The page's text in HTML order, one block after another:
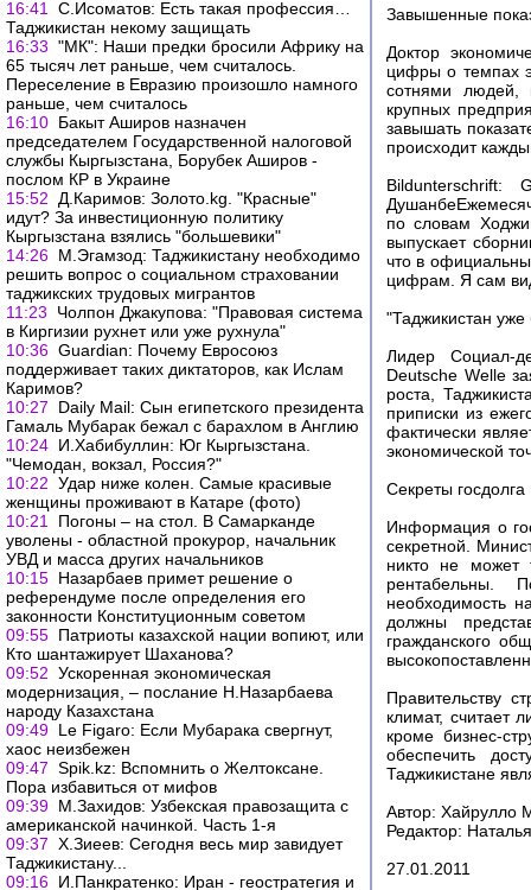
16:41
С.Исоматов: Есть такая профессия…
Таджикистан некому защищать
16:33 "МК": Наши предки бросили Африку на
65 тысяч лет раньше, чем считалось.
Переселение в Евразию произошло намного
раньше, чем считалось
16:10 Бакыт Аширов назначен
председателем Государственной налоговой
службы Кыргызстана, Борубек Аширов -
послом КР в Украине
15:52
Д.Каримов: Золото.kg. "Красные"
идут? За инвестиционную политику
Кыргызстана взялись "большевики"
14:26 М.Эгамзод: Таджикистану необходимо
решить вопрос о социальном страховании
таджикских трудовых мигрантов
11:23
Чолпон Джакупова: "Правовая система
в Киргизии рухнет или уже рухнула"
10:36 Guardian: Почему Евросоюз
поддерживает таких диктаторов, как Ислам
Каримов?
10:27
Daily Mail: Сын египетского президента
Гамаль Мубарак бежал с барахлом в Англию
10:24 И.Хабибуллин: Юг Кыргызстана.
"Чемодан, вокзал, Россия?"
10:22 Удар ниже колен. Самые красивые
женщины проживают в Катаре (фото)
10:21
Погоны – на стол. В Самарканде
уволены - областной прокурор, начальник
УВД и масса других начальников
10:15 Назарбаев примет решение о
референдуме после определения его
законности Конституционным советом
09:55 Патриоты казахской нации вопиют, или
Кто шантажирует Шаханова?
09:52 Ускоренная экономическая
модернизация, – послание Н.Назарбаева
народу Казахстана
09:49 Le Figaro: Если Мубарака свергнут,
хаос неизбежен
09:47 Spik.kz: Вспомнить о Желтоксане.
Пора избавиться от мифов
09:39 М.Захидов: Узбекская правозащита с
американской начинкой. Часть 1-я
09:37 Х.Зиеев: Сегодня весь мир завидует
Таджикистану...
09:16 И.Панкратенко: Иран - геостратегия и
Завышенные
Доктор
цифры о темпах
сотнями людей,
крупных
завышать
происходит
Bildunterschrift:
по словам
выпускает
что в
цифрам. Я сам
"Таджикистан уже
Лидер Социал-
Deutsche Welle
роста,
приписки из
фактически
экономической
Секреты госдолга
Информация о
секретной.
никто не может
рентабельны.
необходимость
должны
гражданского
Правительству
климат, считает
кроме бизнес-
обеспечить
Таджикистане
Автор: Хайрулло
Редактор:
27.01.2011